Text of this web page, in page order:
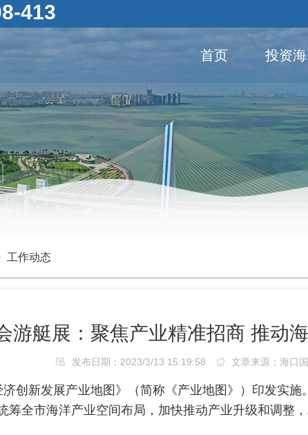
413
首页 投资海
工作动态
游艇展：聚焦产业精准招商 推动
发布日期：2023/3/13 15:19:58 文章来源：海口
济创新发展产业地图》（简称《产业地图》）印发实
筹全市海洋产业空间布局，加快推动产业升级和调整